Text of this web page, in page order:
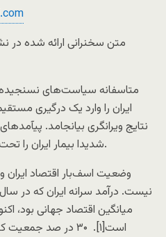
متن سخنرانی ارائه شده در
متاسفانه سیاست‌های نسنجیده
ایران را وارد یک درگیری
نتایج ویرانگری بیانجامد.
شدیدا بیمار ایران را تحت فشار فزاینده‌ای قرار داده است.
وضعیت اسف‌بار اقتصاد
میانگین اقتصاد جهانی بود،
است[۱]. ۳۰ در صد